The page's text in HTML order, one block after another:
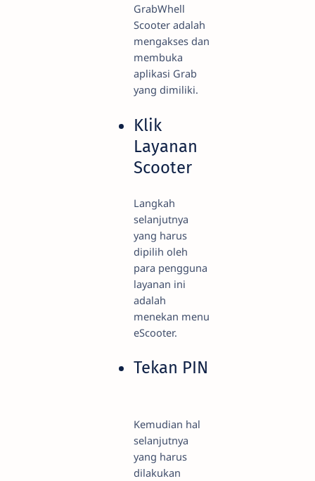
GrabWhell
Scooter adalah
mengakses dan
membuka
aplikasi Grab
yang dimiliki.
Klik
Layanan
Scooter
Langkah
selanjutnya
yang harus
dipilih oleh
para pengguna
layanan ini
adalah
menekan menu
eScooter.
Tekan PIN
Kemudian hal
selanjutnya
yang harus
dilakukan